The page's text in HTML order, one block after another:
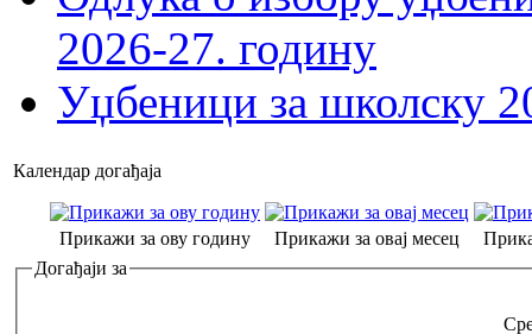
2026-27. годину
Уџбеници за школску
Календар догађаја
Прикажи за ову годину Прикажи за овај месец
Догађаји за